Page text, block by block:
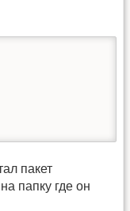
пакет
папку где он